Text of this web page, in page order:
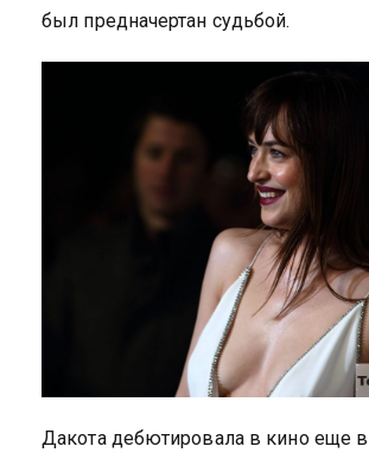
был предначертан судьбой.
Дакота дебютировала в кино еще